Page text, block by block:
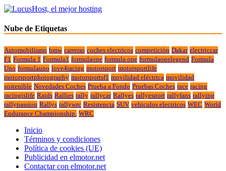
Nube de Etiquetas
Automobilismo bmw carreras coches electricos competición Dakar electriccar
F1 Formula 1 Formula1 formulaone formula one formulaonelegend Formula
Uno formulauno love4racing motorsport motorsportlife
motorsportphotography motorsportsf1 movilidad eléctrica movilidad
sostenible Novedades Coches Prueba a Fondo Pruebas Coches race racing
racingislife Raids Rallies rally rallycar Rallyes rallyesport rallyfans rallying
rallypassion Rallys rallywrc Resistencia SUV vehiculos electricos WEC World
Endurance Championship. WRC
Inicio
Términos y condiciones
Política de cookies (UE)
Publicidad en elmotor.net
Contactar con elmotor.net